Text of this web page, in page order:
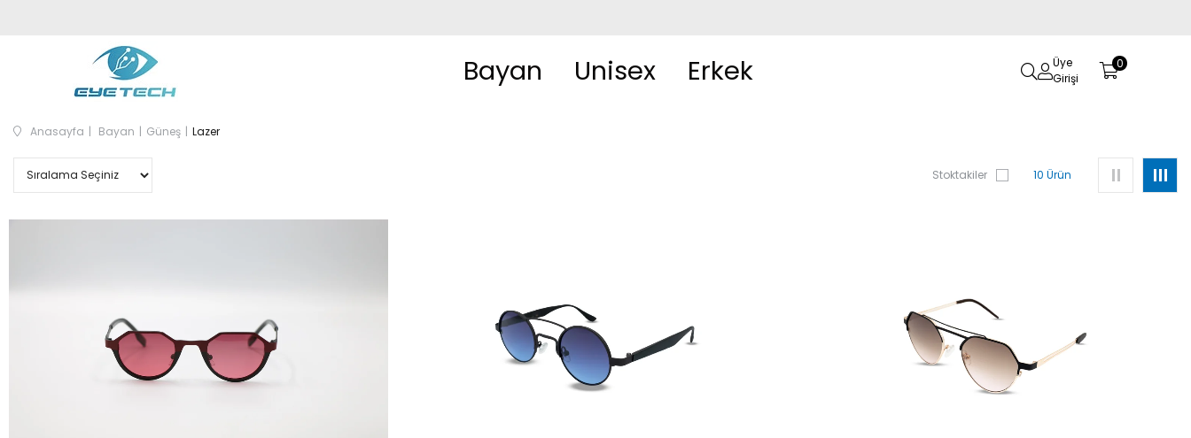
Bayan Unisex Erkek
Üye
Girişi
0
Anasayfa Bayan Güneş Lazer
Stoktakiler 10 Ürün